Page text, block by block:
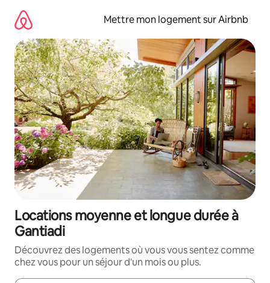
directement
contenu
Mettre mon logement sur Airbnb
Locations moyenne et longue durée à
Gantiadi
Découvrez des logements où vous vous sentez comme
chez vous pour un séjour d'un mois ou plus.